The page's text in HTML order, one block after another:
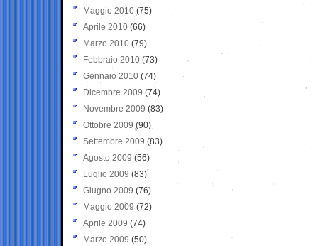
Maggio 2010 (75)
Aprile 2010 (66)
Marzo 2010 (79)
Febbraio 2010 (73)
Gennaio 2010 (74)
Dicembre 2009 (74)
Novembre 2009 (83)
Ottobre 2009 (90)
Settembre 2009 (83)
Agosto 2009 (56)
Luglio 2009 (83)
Giugno 2009 (76)
Maggio 2009 (72)
Aprile 2009 (74)
Marzo 2009 (50)